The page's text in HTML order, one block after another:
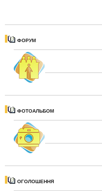
ФОРУМ
ФОТОАЛЬБОМ
ОГОЛОШЕННЯ